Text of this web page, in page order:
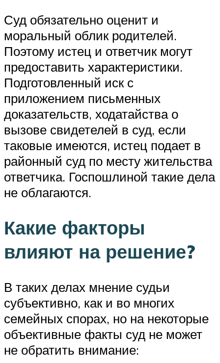
Суд обязательно оценит и
моральный облик родителей.
Поэтому истец и ответчик могут
предоставить характеристики.
Подготовленный иск с
приложением письменных
доказательств, ходатайства о
вызове свидетелей в суд, если
таковые имеются, истец подает в
районный суд по месту жительства
ответчика. Госпошлиной такие дела
не облагаются.
Какие факторы
влияют на решение?
В таких делах мнение судьи
субъективно, как и во многих
семейных спорах, но на некоторые
объективные факты суд не может
не обратить внимание: